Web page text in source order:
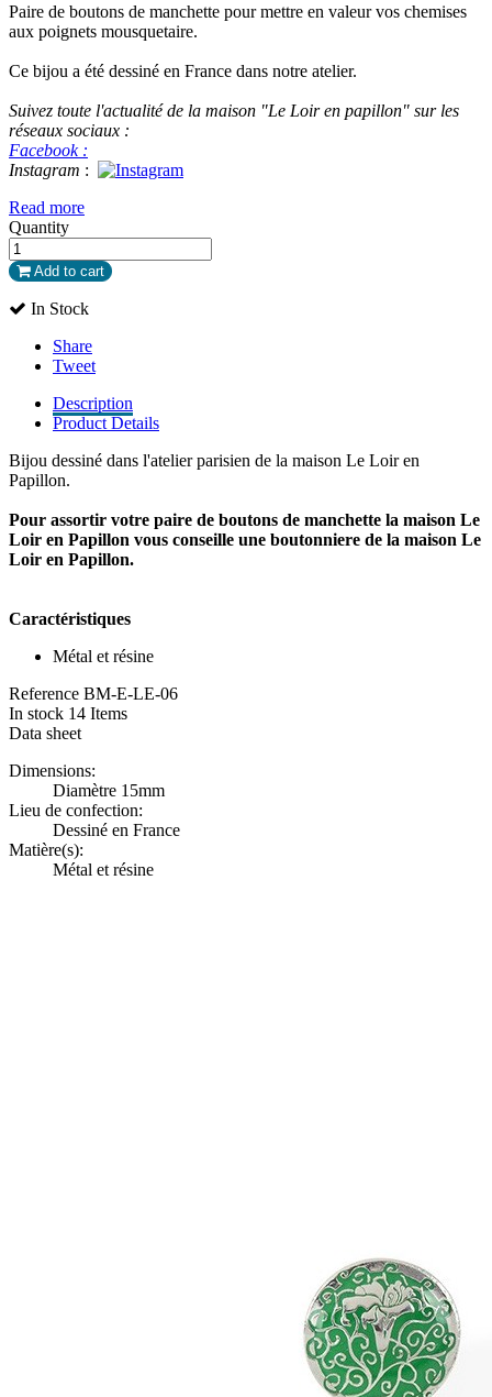
Paire de boutons de manchette pour mettre en valeur vos chemises
aux poignets mousquetaire.
Ce bijou a été dessiné en France dans notre atelier.
Suivez toute l'actualité de la maison "Le Loir en papillon" sur les
réseaux sociaux :
Facebook :
Instagram :
Read more
Quantity
Add to cart
In Stock
Share
Tweet
Description
Product Details
Bijou dessiné dans l'atelier parisien de la maison Le Loir en
Papillon.
Pour assortir votre paire de boutons de manchette la maison Le
Loir en Papillon vous conseille une boutonniere de la maison Le
Loir en Papillon.
Caractéristiques
Métal et résine
Reference BM-E-LE-06
In stock 14 Items
Data sheet
Dimensions:
Diamètre 15mm
Lieu de confection:
Dessiné en France
Matière(s):
Métal et résine